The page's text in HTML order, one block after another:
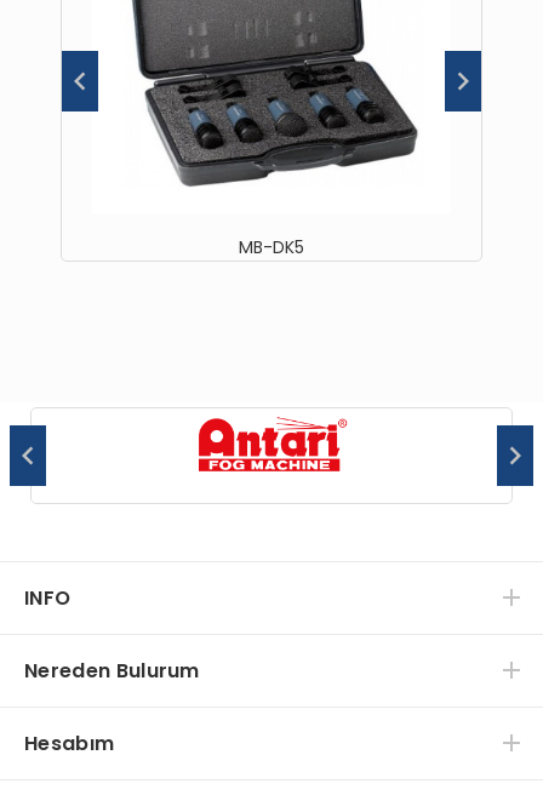
MB-DK5
INFO
Nereden Bulurum
Hesabım